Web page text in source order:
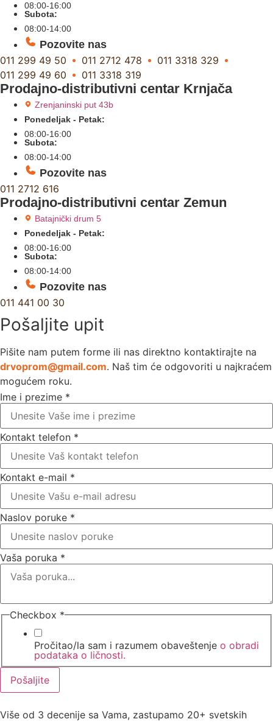
08:00-16:00
Subota:
08:00-14:00
Pozovite nas
011 299 49 50
011 2712 478
011 3318 329
011 299 49 60
011 3318 319
Prodajno-distributivni centar Krnjača
Zrenjaninski put 43b
Ponedeljak - Petak:
08:00-16:00
Subota:
08:00-14:00
Pozovite nas
011 2712 616
Prodajno-distributivni centar Zemun
Batajnički drum 5
Ponedeljak - Petak:
08:00-16:00
Subota:
08:00-14:00
Pozovite nas
011 441 00 30
Pošaljite upit
Pišite nam putem forme ili nas direktno kontaktirajte na
drvoprom@gmail.com. Naš tim će odgovoriti u najkraćem
mogućem roku.
Ime i prezime *
Kontakt telefon *
Kontakt e-mail *
Naslov poruke *
Vaša poruka *
Checkbox *
Pročitao/la sam i razumem obaveštenje o obradi
podataka o ličnosti.
Pošaljite
Više od 3 decenije sa Vama, zastupamo 20+ svetskih